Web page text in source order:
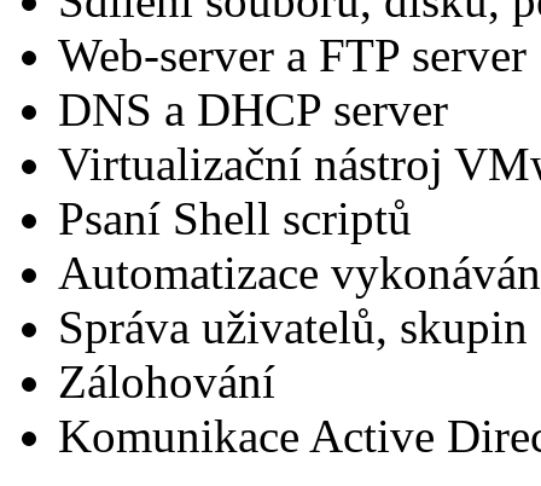
Web-server a FTP server
DNS a DHCP server
Virtualizační nástroj
Psaní Shell scriptů
Automatizace
Správa uživatelů, skupin
Zálohování
Komunikace Active